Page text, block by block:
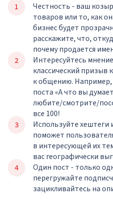
Честность - ваш
товаров или то, как
бизнес будет
расскажите, что,
почему продается
Интересуйтесь
классический призыв
к общению.
поста «А что вы
любите/смотрите/
все 100!
Используйте хештеги
поможет
в интересующей их
вас географически
Один пост - только
перегружайте
зацикливайтесь на